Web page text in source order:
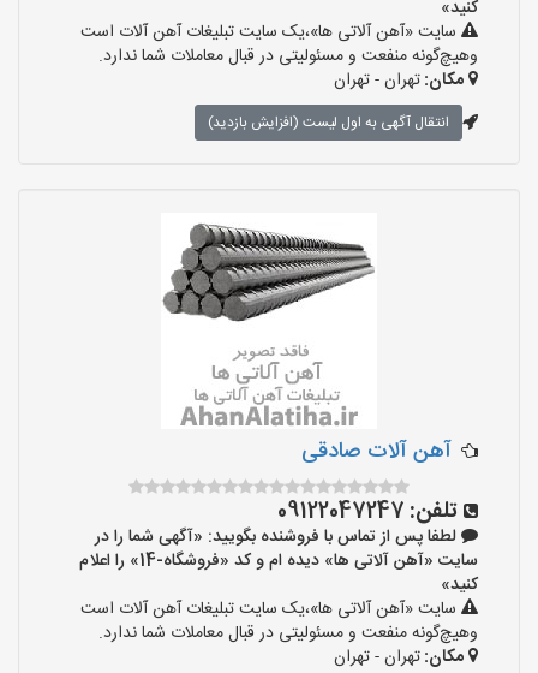
کنید»
سایت «آهن آلاتی ها»،یک سایت تبلیغات آهن آلات است
وهیچ‌گونه منفعت و مسئولیتی در قبال معاملات شما ندارد.
مکان:تهران - تهران
انتقال آگهی به اول لیست (افزایش بازدید)
آهن آلات صادقی
تلفن: 09122047247
لطفا پس از تماس با فروشنده بگویید: «آگهی شما را در
سایت «آهن آلاتی ها» دیده ام و کد «فروشگاه-14» را اعلام
کنید»
سایت «آهن آلاتی ها»،یک سایت تبلیغات آهن آلات است
وهیچ‌گونه منفعت و مسئولیتی در قبال معاملات شما ندارد.
مکان:تهران - تهران